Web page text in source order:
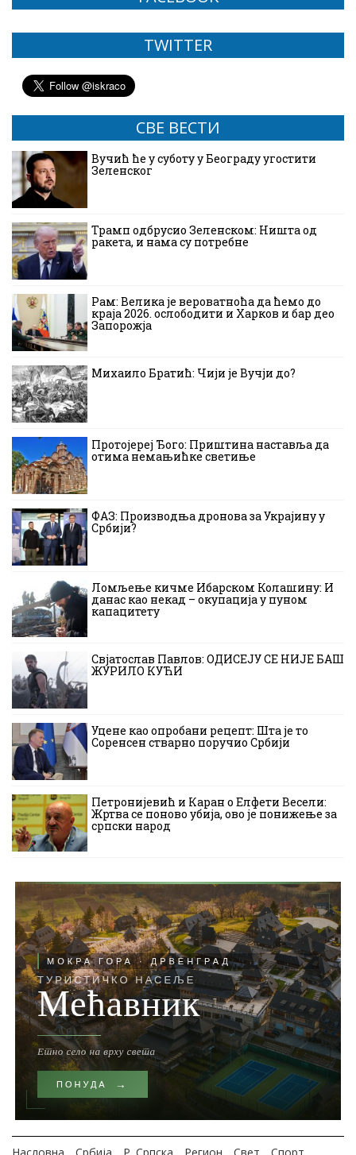
TWITTER
СВЕ ВЕСТИ
Вучић ће у суботу у Београду угостити
Зеленског
Трамп одбрусио Зеленском: Ништа од
ракета, и нама су потребне
Рам: Велика је вероватноћа да ћемо до
краја 2026. ослободити и Харков и бар део
Запорожја
Михаило Братић: Чији је Вучји до?
Протојереј Ђого: Приштина наставља да
отима немањићке светиње
ФАЗ: Производња дронова за Украјину у
Србији?
Ломљење кичме Ибарском Колашину: И
данас као некад – окупација у пуном
капацитету
Свјатослав Павлов: ОДИСЕЈУ СЕ НИЈЕ БАШ
ЖУРИЛО КУЋИ
Уцене као опробани рецепт: Шта је то
Соренсен стварно поручио Србији
Петронијевић и Каран о Елфети Весели:
Жртва се поново убија, ово је понижење за
српски народ